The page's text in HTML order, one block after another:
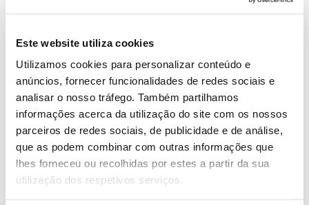
Este website utiliza cookies
Utilizamos cookies para personalizar conteúdo e
anúncios, fornecer funcionalidades de redes sociais e
analisar o nosso tráfego. Também partilhamos
informações acerca da utilização do site com os nossos
parceiros de redes sociais, de publicidade e de análise,
que as podem combinar com outras informações que
lhes forneceu ou recolhidas por estes a partir da sua
utilização dos respetivos serviços.